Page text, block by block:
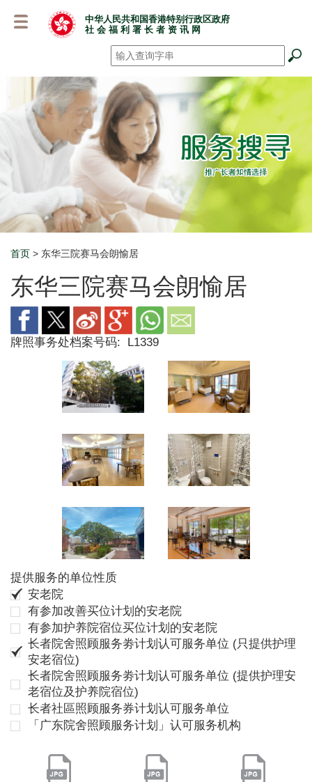
中华人民共和国香港特别行政区政府
社 会 福 利 署 长 者 资 讯 网
搜寻 *
Breadcrumb
首页 > 东华三院赛马会朗愉居
东华三院赛马会朗愉居
牌照事务处档案号码: L1339
提供服务的单位性质
安老院
有参加改善买位计划的安老院
有参加护养院宿位买位计划的安老院
长者院舍照顾服务劵计划认可服务单位 (只提供护理
安老宿位)
长者院舍照顾服务劵计划认可服务单位 (提供护理安
老宿位及护养院宿位)
长者社區照顾服务券计划认可服务单位
「广东院舍照顾服务计划」认可服务机构